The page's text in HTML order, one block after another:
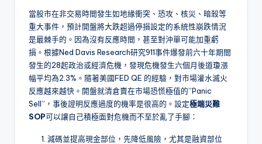
當股市在非交易時間發生如地緣衝突、恐攻、核災、暗殺等
重大事件，預計開盤將大跌超過停損設定的系統性崩跌情況
是最棘手的。因為沒有反應時間，甚至對沖單可能加重虧
損。根據Ned Davis Research研究911事件爆發前六十年期間
發生的28起政治或經濟危機，發現危機發生六個月後道瓊漲
幅平均為2.3%。隨著美國FED QE 的經驗，對市場灌水滅火
反應越來越快。開盤就清倉賣在市場恐慌極值的”Panic
Sell”，事後證明反應過度的機率是很高的。設定極端災難
SOP可以讓自己積極面對危機而不至於亂了手腳：
減碼並提高現金部位，先降低風險，尤其是融資部位